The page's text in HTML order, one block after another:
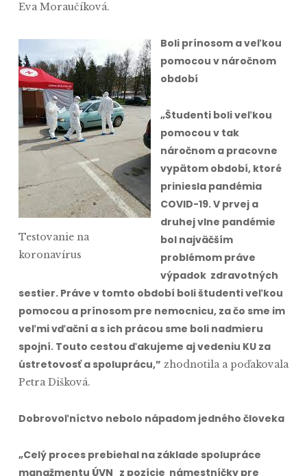
Eva Moraučíková.
Testovanie na
koronavírus
Boli prínosom a veľkou
pomocou v náročnom
období
„Študenti boli veľkou
pomocou v tak
náročnom a pracovne
vypätom období, ktoré
priniesla pandémia
COVID-19. V prvej a
druhej vlne pandémie
bol najväčším
problémom práve
výpadok zdravotných
sestier. Práve v tomto období boli študenti veľkou
pomocou a prínosom pre nemocnicu, za čo sme im
veľmi vďační a s ich prácou sme boli nadmieru
spojní. Touto cestou ďakujeme aj vedeniu KU za
ústretovosť a spoluprácu,” zhodnotila a poďakovala
Petra Dišková.
Dobrovoľníctvo nebolo nápadom jedného človeka
„Celý proces prebiehal na základe spolupráce
manažmentu ÚVN z pozície námestníčky pre